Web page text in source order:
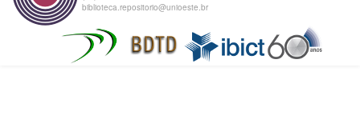
biblioteca.repositorio@unioeste.br